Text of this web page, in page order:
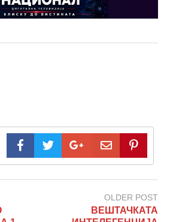
OLDER POST
ВЕШТАЧКАТА